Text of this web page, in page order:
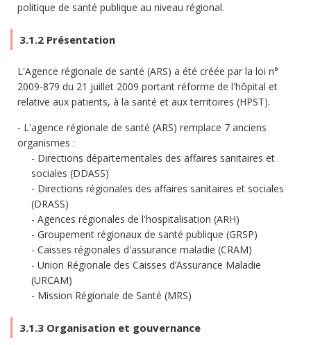
politique de santé publique au niveau régional.
3.1.2 Présentation
L'Agence régionale de santé (ARS) a été créée par la loi n°
2009-879 du 21 juillet 2009 portant réforme de l'hôpital et
relative aux patients, à la santé et aux territoires (HPST).
L'agence régionale de santé (ARS) remplace 7 anciens
organismes :
Directions départementales des affaires sanitaires et
sociales (DDASS)
Directions régionales des affaires sanitaires et sociales
(DRASS)
Agences régionales de l'hospitalisation (ARH)
Groupement régionaux de santé publique (GRSP)
Caisses régionales d'assurance maladie (CRAM)
Union Régionale des Caisses d’Assurance Maladie
(URCAM)
Mission Régionale de Santé (MRS)
3.1.3 Organisation et gouvernance